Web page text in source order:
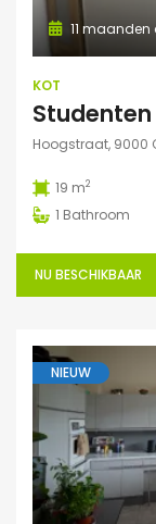
11
KOT
Hoogstraat, 9000
19 m2
1 Bathroom
NU BESCHIKBAAR
NIEUW